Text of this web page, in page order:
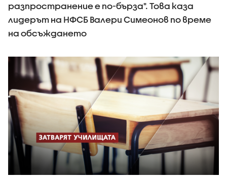
разпространение е по-бърза". Това каза
лидерът на НФСБ Валери Симеонов по време
на обсъждането